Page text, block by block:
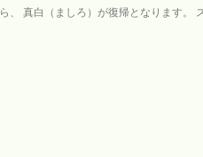
、 真白（ましろ）が復帰となります。